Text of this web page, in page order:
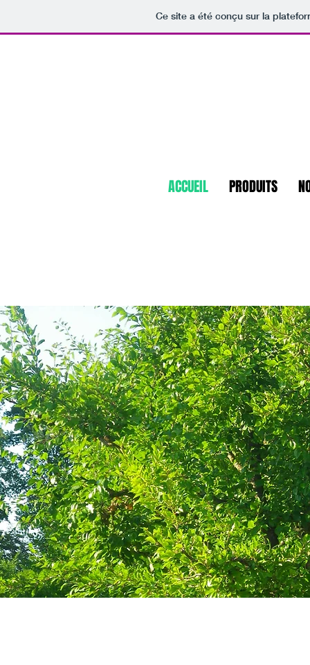
Ce site a été conçu sur la
ACCUEIL PRODUITS